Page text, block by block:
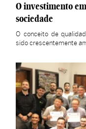
O investimento
sociedade
O conceito de
sido crescentemente